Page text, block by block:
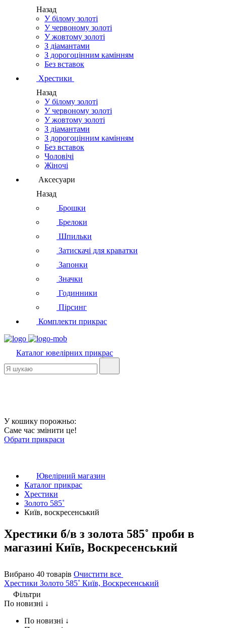
Назад
У білому золоті
У червоному золоті
У жовтому золоті
З діамантами
З дорогоцінним камінням
Без вставок
Хрестики
Назад
У білому золоті
У червоному золоті
У жовтому золоті
З діамантами
З дорогоцінним камінням
Без вставок
Чоловічі
Жіночі
Аксесуари
Назад
Брошки
Брелоки
Шпильки
Затискачі для краватки
Запонки
Значки
Годинники
Пірсинг
Комплекти прикрас
Каталог ювелірних прикрас
У кошику порожньо:
Саме час змінити це!
Обрати прикраси
Ювелірний магазин
Каталог прикрас
Хрестики
Золото 585˚
Київ, воскресенський
Хрестики б/в з золота 585˚ проби в
магазині Київ, Воскресенський
Вибрано 40 товарів Очистити все
Хрестики Золото 585˚ Київ, Воскресенський
Фільтри
По новизні ↓
По новизні ↓